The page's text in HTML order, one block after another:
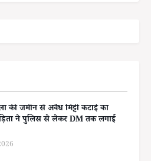
की जमीन से अवैध मिट्टी कटाई का
ने पुलिस से लेकर DM तक लगाई